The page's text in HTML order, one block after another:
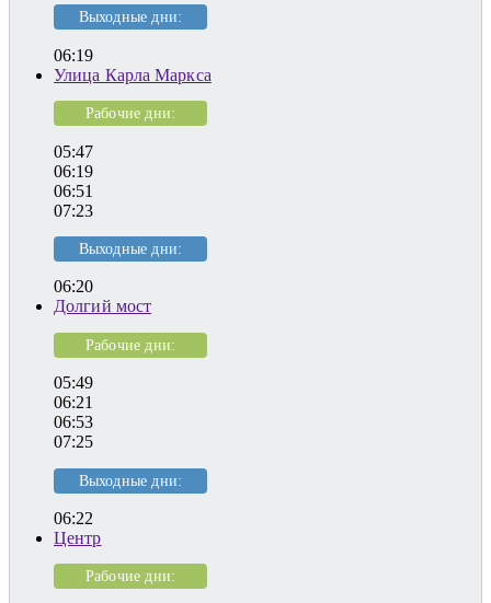
Выходные дни:
06:19
Улица Карла Маркса
Рабочие дни:
05:47
06:19
06:51
07:23
Выходные дни:
06:20
Долгий мост
Рабочие дни:
05:49
06:21
06:53
07:25
Выходные дни:
06:22
Центр
Рабочие дни: